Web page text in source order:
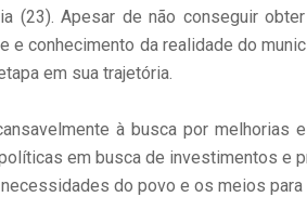
(23). Apesar de não conseguir
e conhecimento da realidade do
em sua trajetória.
à busca por melhorias
em busca de investimentos e
do povo e os meios